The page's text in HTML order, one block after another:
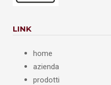
LINK
home
azienda
prodotti